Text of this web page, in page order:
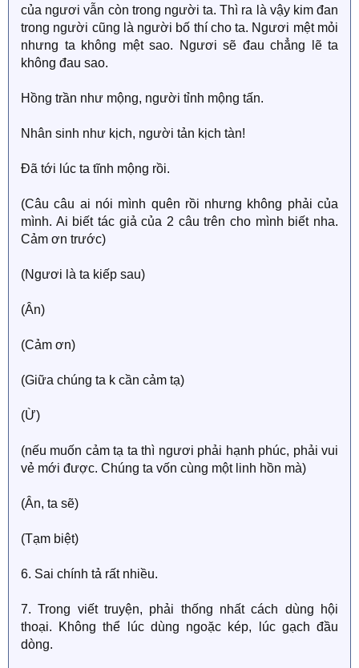
của ngươi vẫn còn trong người ta. Thì ra là vậy kim đan
trong người cũng là người bố thí cho ta. Ngươi mệt mỏi
nhưng ta không mệt sao. Ngươi sẽ đau chẳng lẽ ta
không đau sao.
Hồng trần như mộng, người tỉnh mộng tấn.
Nhân sinh như kịch, người tản kịch tàn!
Đã tới lúc ta tĩnh mộng rồi.
(Câu câu ai nói mình quên rồi nhưng không phải của
mình. Ai biết tác giả của 2 câu trên cho mình biết nha.
Cảm ơn trước)
(Ngươi là ta kiếp sau)
(Ân)
(Cảm ơn)
(Giữa chúng ta k cần cảm tạ)
(Ừ)
(nếu muốn cảm tạ ta thì ngươi phải hạnh phúc, phải vui
vẻ mới được. Chúng ta vốn cùng một linh hồn mà)
(Ân, ta sẽ)
(Tạm biệt)
6. Sai chính tả rất nhiều.
7. Trong viết truyện, phải thống nhất cách dùng hội
thoại. Không thể lúc dùng ngoặc kép, lúc gạch đầu
dòng.